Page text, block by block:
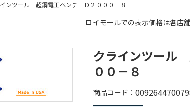
ンツール 超鋼電工ペンチ Ｄ２０００－８
ロイモールでの表示価格は各店
クラインツール
００－８
商品コード